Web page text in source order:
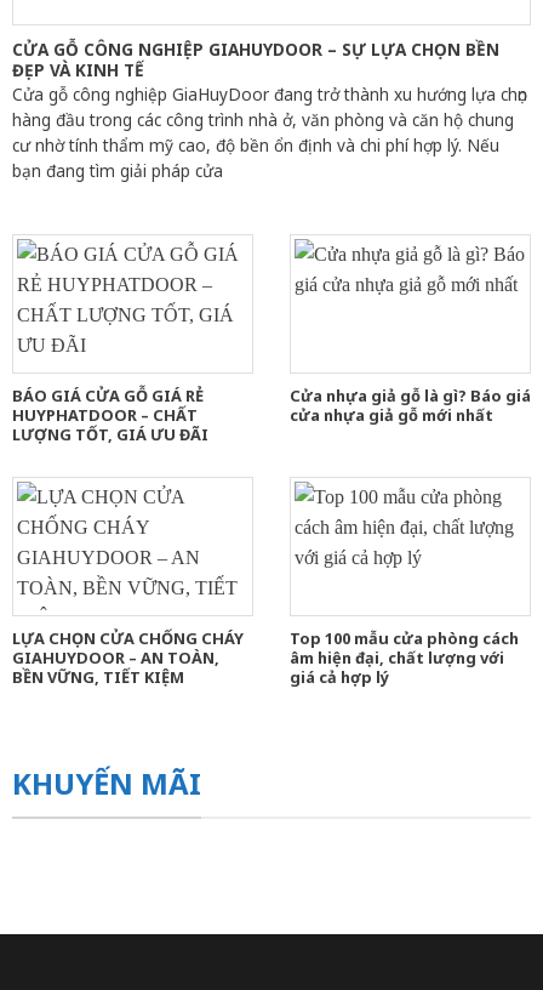
CỬA GỖ CÔNG NGHIỆP GIAHUYDOOR – SỰ LỰA CHỌN BỀN
ĐẸP VÀ KINH TẾ
Cửa gỗ công nghiệp GiaHuyDoor đang trở thành xu hướng lựa chọn
hàng đầu trong các công trình nhà ở, văn phòng và căn hộ chung
cư nhờ tính thẩm mỹ cao, độ bền ổn định và chi phí hợp lý. Nếu
bạn đang tìm giải pháp cửa
BÁO GIÁ CỬA GỖ GIÁ RẺ
HUYPHATDOOR – CHẤT
LƯỢNG TỐT, GIÁ ƯU ĐÃI
Cửa nhựa giả gỗ là gì? Báo giá
cửa nhựa giả gỗ mới nhất
LỰA CHỌN CỬA CHỐNG CHÁY
GIAHUYDOOR – AN TOÀN,
BỀN VỮNG, TIẾT KIỆM
Top 100 mẫu cửa phòng cách
âm hiện đại, chất lượng với
giá cả hợp lý
KHUYẾN MÃI